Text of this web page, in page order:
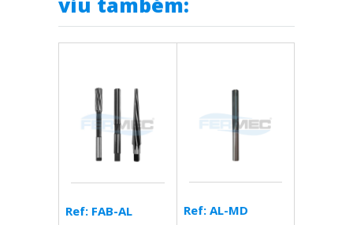
Ref: FAB-AL Ref: AL-MD